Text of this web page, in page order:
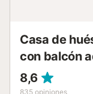
Casa de
con balcón
8,6
835 opiniones